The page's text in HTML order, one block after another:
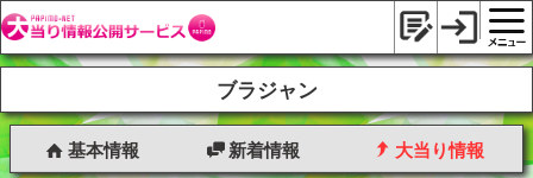
ブラジャン
基本情報 新着情報 大当り情報